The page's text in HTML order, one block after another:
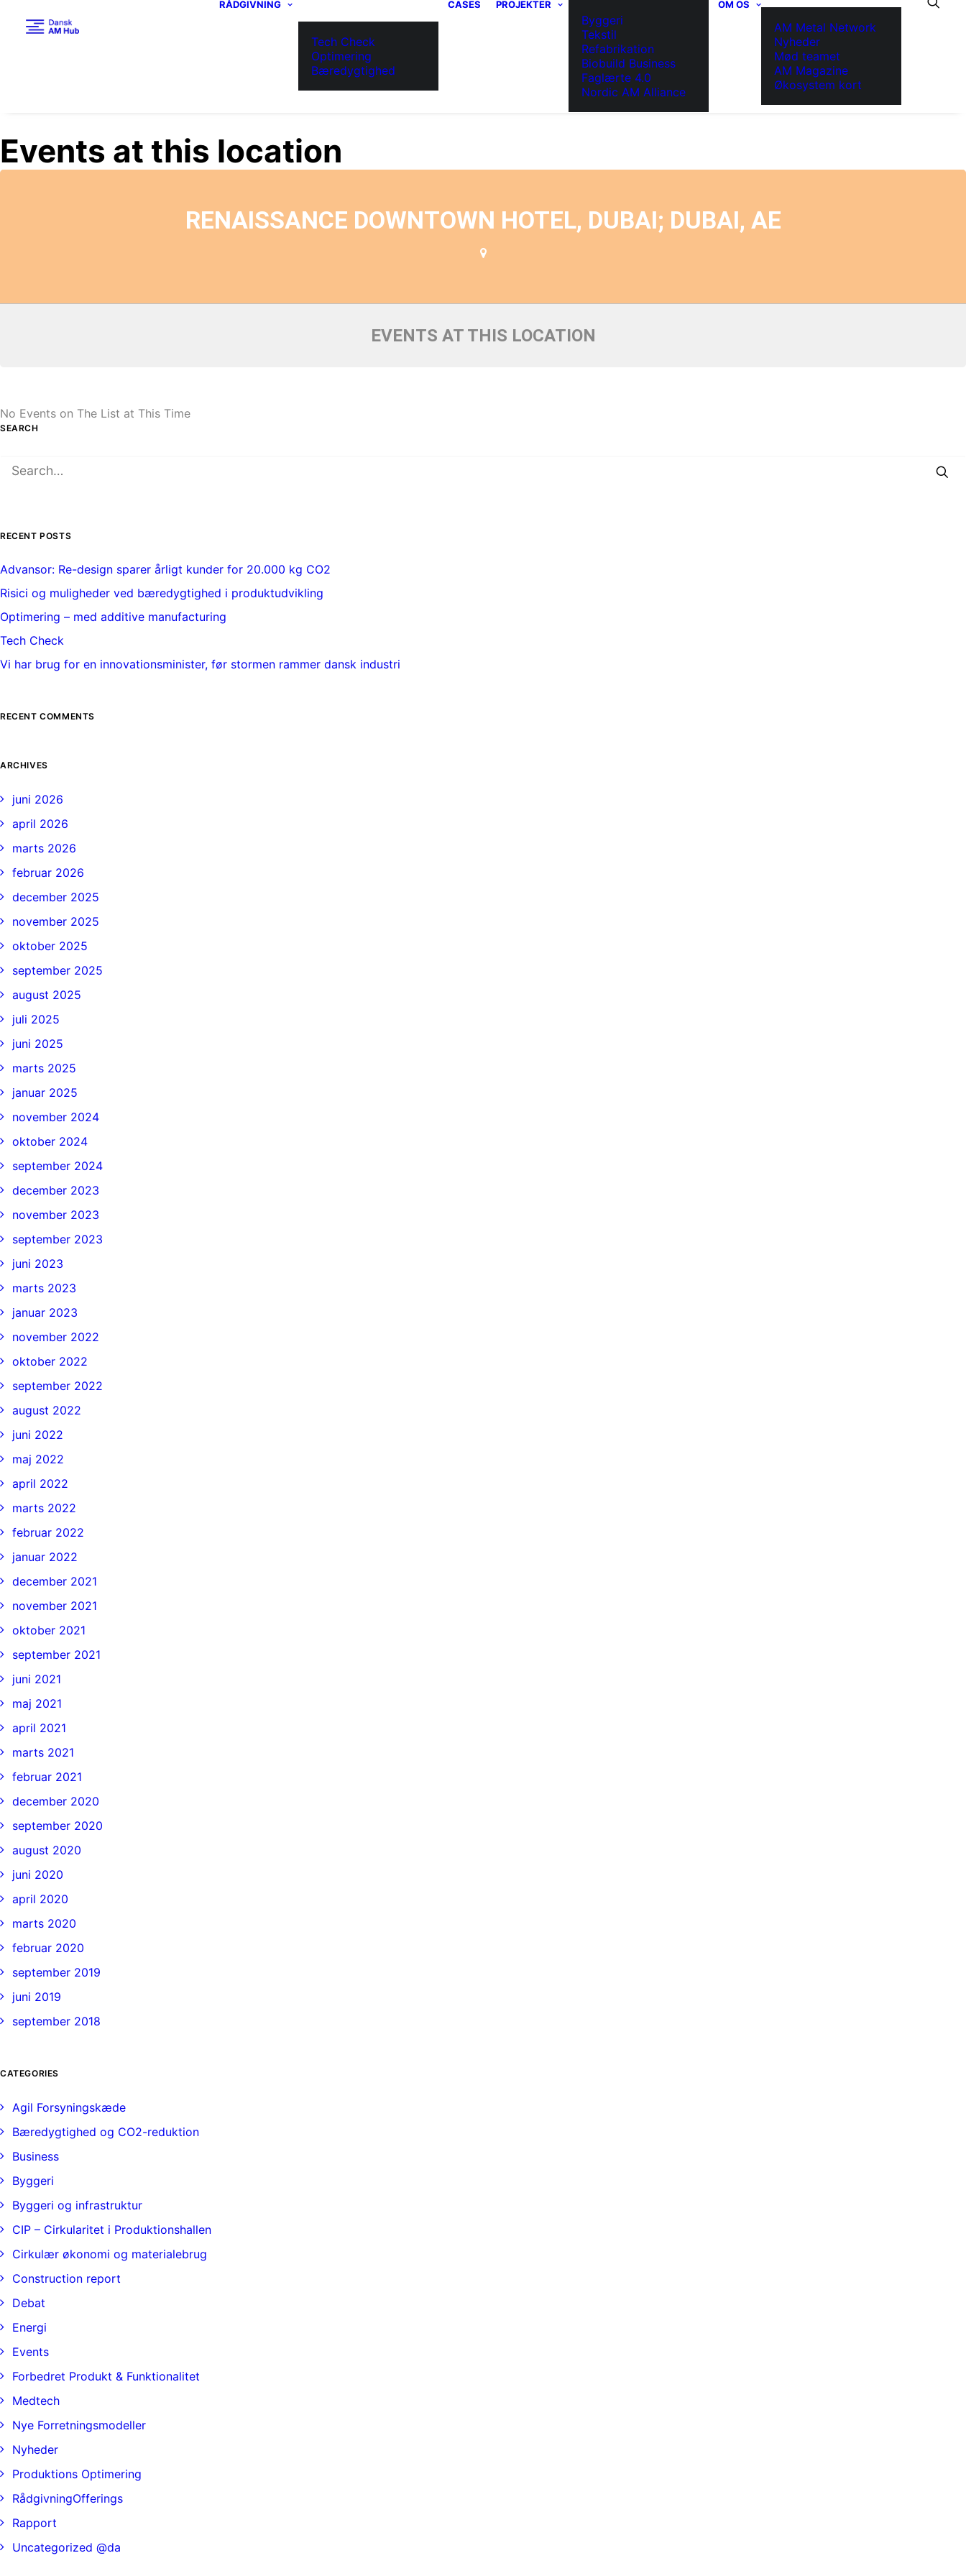
RÅDGIVNING
Tech Check
Optimering
Bæredygtighed
CASES PROJEKTER
Byggeri
Tekstil
Refabrikation
Biobuild Business
Faglærte 4.0
Nordic AM Alliance
OM OS
AM Metal Network
Nyheder
Mød teamet
AM Magazine
Økosystem kort
Events at this location
RENAISSANCE DOWNTOWN HOTEL, DUBAI; DUBAI, AE
EVENTS AT THIS LOCATION
No Events on The List at This Time
SEARCH
RECENT POSTS
Advansor: Re-design sparer årligt kunder for 20.000 kg CO2
Risici og muligheder ved bæredygtighed i produktudvikling
Optimering – med additive manufacturing
Tech Check
Vi har brug for en innovationsminister, før stormen rammer dansk industri
RECENT COMMENTS
ARCHIVES
juni 2026
april 2026
marts 2026
februar 2026
december 2025
november 2025
oktober 2025
september 2025
august 2025
juli 2025
juni 2025
marts 2025
januar 2025
november 2024
oktober 2024
september 2024
december 2023
november 2023
september 2023
juni 2023
marts 2023
januar 2023
november 2022
oktober 2022
september 2022
august 2022
juni 2022
maj 2022
april 2022
marts 2022
februar 2022
januar 2022
december 2021
november 2021
oktober 2021
september 2021
juni 2021
maj 2021
april 2021
marts 2021
februar 2021
december 2020
september 2020
august 2020
juni 2020
april 2020
marts 2020
februar 2020
september 2019
juni 2019
september 2018
CATEGORIES
Agil Forsyningskæde
Bæredygtighed og CO2-reduktion
Business
Byggeri
Byggeri og infrastruktur
CIP – Cirkularitet i Produktionshallen
Cirkulær økonomi og materialebrug
Construction report
Debat
Energi
Events
Forbedret Produkt & Funktionalitet
Medtech
Nye Forretningsmodeller
Nyheder
Produktions Optimering
RådgivningOfferings
Rapport
Uncategorized @da